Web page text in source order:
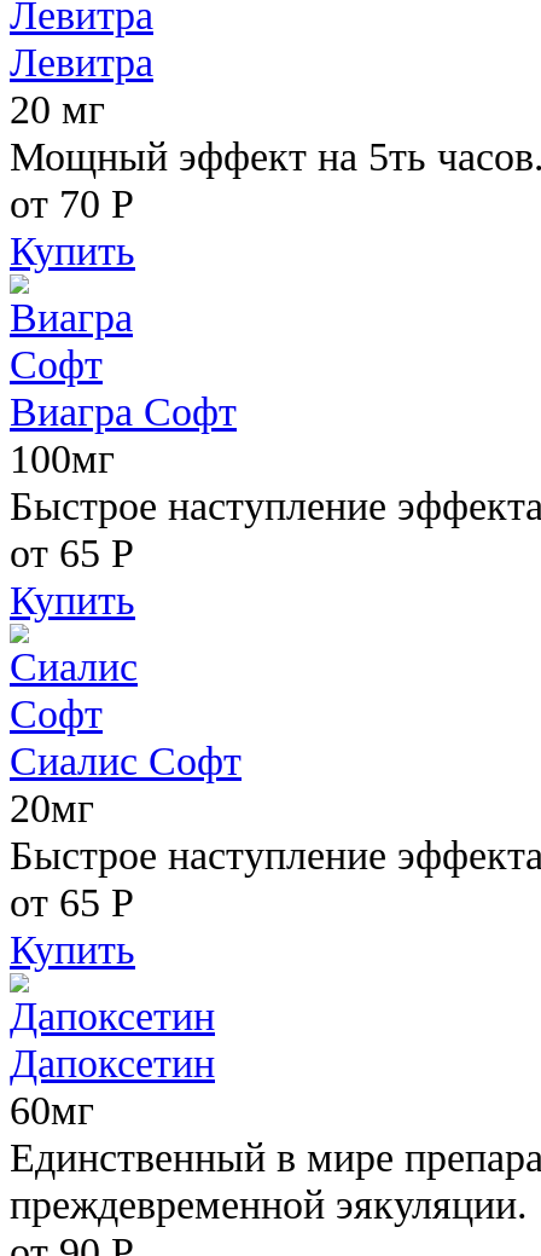
Левитра
20 мг
Мощный эффект на 5ть
от 70 Р
Купить
Виагра Софт
100мг
Быстрое наступление
от 65 Р
Купить
Сиалис Софт
20мг
Быстрое наступление
от 65 Р
Купить
Дапоксетин
60мг
Единственный в мире
преждевременной эякуляции.